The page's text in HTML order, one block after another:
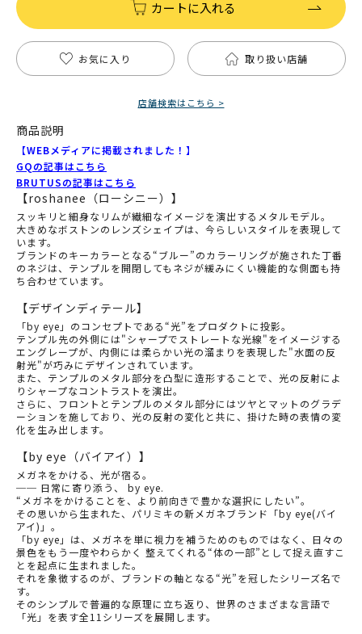
カートに入れる
お気に入り 取り扱い店舗
店舗検索はこちら >
商品説明
【WEBメディアに掲載されました！】
GQの記事はこちら
BRUTUSの記事はこちら
【roshanee（ローシニー）】
スッキリと細身なリムが繊細なイメージを演出するメタルモデル。
大きめなボストンのレンズシェイプは、今らしいスタイルを表現して
います。
ブランドのキーカラーとなる“ブルー”のカラーリングが施された丁番
のネジは、テンプルを開閉してもネジが緩みにくい機能的な側面も持
ち合わせています。
【デザインディテール】
「by eye」のコンセプトである“光”をプロダクトに投影。
テンプル先の外側には"シャープでストレートな光線"をイメージする
エングレープが、内側には柔らかい光の溜まりを表現した"水面の反
射光"が巧みにデザインされています。
また、テンプルのメタル部分を凸型に造形することで、光の反射によ
りシャープなコントラストを演出。
さらに、フロントとテンプルのメタル部分にはツヤとマットのグラデ
ーションを施しており、光の反射の変化と共に、掛けた時の表情の変
化を生み出します。
【by eye（バイアイ）】
メガネをかける、光が宿る。
── 日常に寄り添う、 by eye.
“メガネをかけることを、より前向きで豊かな選択にしたい”。
その思いから生まれた、パリミキの新メガネブランド「by eye(バイ
アイ)」。
「by eye」は、メガネを単に視力を補うためのものではなく、日々の
景色をもう一度やわらかく 整えてくれる“体の一部”として捉え直すこ
とを起点に生まれました。
それを象徴するのが、ブランドの軸となる“光”を冠したシリーズ名で
す。
そのシンプルで普遍的な原理に立ち返り、世界のさまざまな言語で
「光」を表す全11シリーズを展開します。